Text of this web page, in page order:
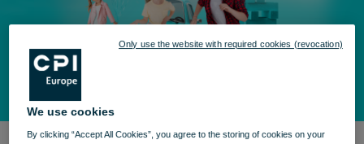
We use cookies
By clicking “Accept All Cookies”, you agree to the storing of cookies on your
Only use the website with required cookies (revocation)